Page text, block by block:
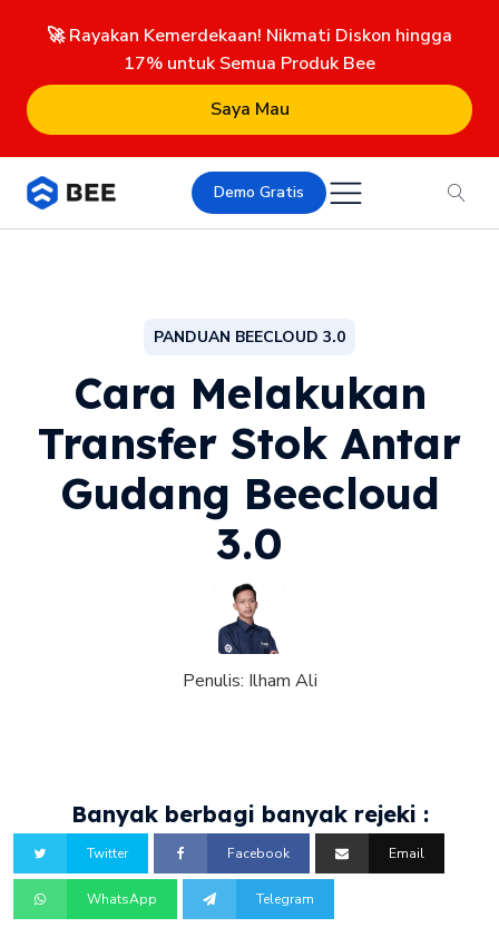
🚀 Rayakan Kemerdekaan! Nikmati Diskon hingga
17% untuk Semua Produk Bee
Saya Mau
Demo Gratis
PANDUAN BEECLOUD 3.0
Cara Melakukan
Transfer Stok Antar
Gudang Beecloud
3.0
Penulis: Ilham Ali
Banyak berbagi banyak rejeki :
Twitter Facebook Email
WhatsApp Telegram